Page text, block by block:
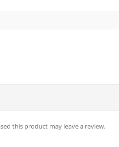
this product may leave a review.